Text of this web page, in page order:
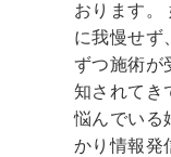
おります。
に我慢せず
ずつ施術が
知されてき
悩んでいる
かり情報発